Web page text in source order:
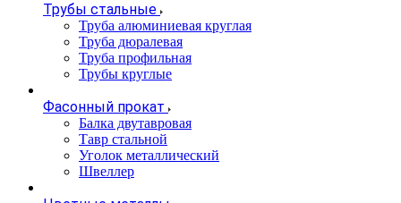
Трубы стальные
Труба алюминиевая круглая
Труба дюралевая
Труба профильная
Трубы круглые
Фасонный прокат
Балка двутавровая
Тавр стальной
Уголок металлический
Швеллер